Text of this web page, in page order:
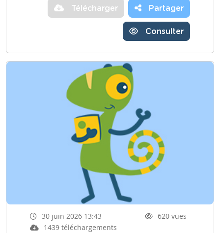
Télécharger Partager
Consulter
30 juin 2026 13:43
620 vues
1439 téléchargements